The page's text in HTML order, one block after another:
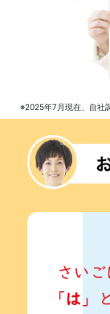
※2025年7月現在、自社